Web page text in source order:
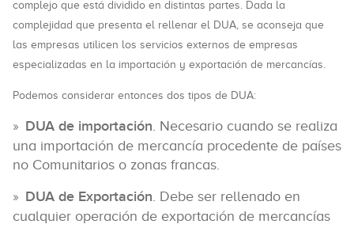
complejo que está dividido en distintas partes. Dada la
complejidad que presenta el rellenar el DUA, se aconseja que
las empresas utilicen los servicios externos de empresas
especializadas en la importación y exportación de mercancías.
Podemos considerar entonces dos tipos de DUA:
DUA de importación. Necesario cuando se realiza
una importación de mercancía procedente de países
no Comunitarios o zonas francas.
DUA de Exportación. Debe ser rellenado en
cualquier operación de exportación de mercancías